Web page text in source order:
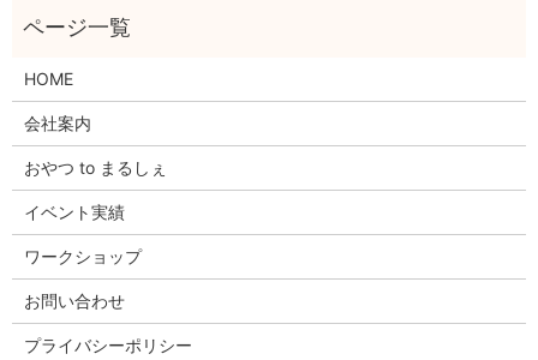
HOME
会社案内
おやつ to まるしぇ
イベント実績
ワークショップ
お問い合わせ
プライバシーポリシー